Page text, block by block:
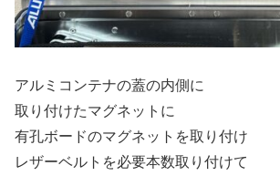
アルミコンテナの蓋の内側に
取り付けたマグネットに
有孔ボードのマグネットを取り付け
レザーベルトを必要本数取り付けて